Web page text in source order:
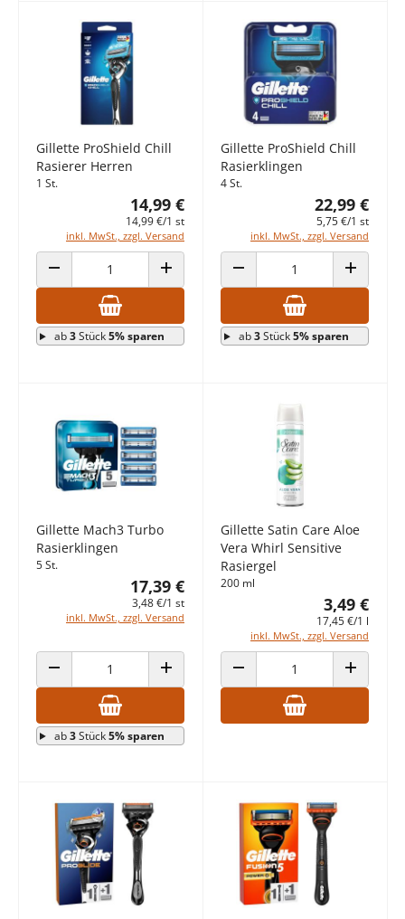
Gillette ProShield Chill
Rasierer Herren
1 St.
14,99 €
14,99 €/1 st
inkl. MwSt., zzgl. Versand
ANZAHL VERRINGERN ANZAHL ERHÖHEN
ab3Stück5% sparen
Gillette ProShield Chill
Rasierklingen
4 St.
22,99 €
5,75 €/1 st
inkl. MwSt., zzgl. Versand
ANZAHL VERRINGERN ANZAHL
ab3Stück5% sparen
Gillette Mach3 Turbo
Rasierklingen
5 St.
17,39 €
3,48 €/1 st
inkl. MwSt., zzgl. Versand
ANZAHL VERRINGERN ANZAHL ERHÖHEN
ab3Stück5% sparen
Gillette Satin Care Aloe
Vera Whirl Sensitive
Rasiergel
200 ml
3,49 €
17,45 €/1 l
inkl. MwSt., zzgl. Versand
ANZAHL VERRINGERN ANZAHL